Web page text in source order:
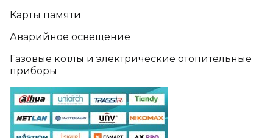
Карты памяти
Аварийное освещение
Газовые котлы и электрические отопительные
приборы